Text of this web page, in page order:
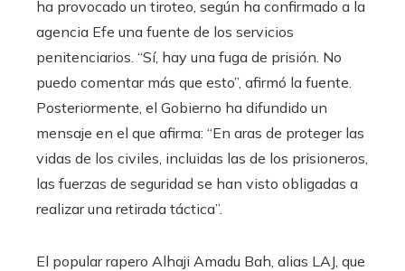
ha provocado un tiroteo, según ha confirmado a la
agencia Efe una fuente de los servicios
penitenciarios. “Sí, hay una fuga de prisión. No
puedo comentar más que esto”, afirmó la fuente.
Posteriormente, el Gobierno ha difundido un
mensaje en el que afirma: “En aras de proteger las
vidas de los civiles, incluidas las de los prisioneros,
las fuerzas de seguridad se han visto obligadas a
realizar una retirada táctica”.
El popular rapero Alhaji Amadu Bah, alias LAJ, que